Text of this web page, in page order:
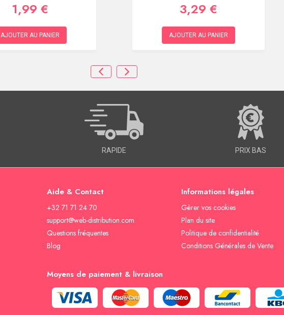
1,99 €
AJOUTER AU PANIER
3,29 €
AJOUTER AU PANIER
RAPIDE PRIX BAS
Aide & Contact
+32 71 71 24 70
support@web-distribution.com
Questions fréquentes
Blog
Informations légales
Gèrer vos cookies
Plan du site
Politique de confidentialité
Conditions Générales de Vente
Moyens de paiement & livraison